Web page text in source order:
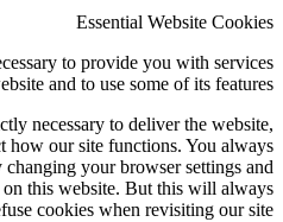
Essential Website Cookies
to provide you with services
and to use some of its features.
necessary to deliver the website,
how our site functions. You always
your browser settings and
this website. But this will always
cookies when revisiting our site.